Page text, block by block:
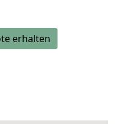
erhalten